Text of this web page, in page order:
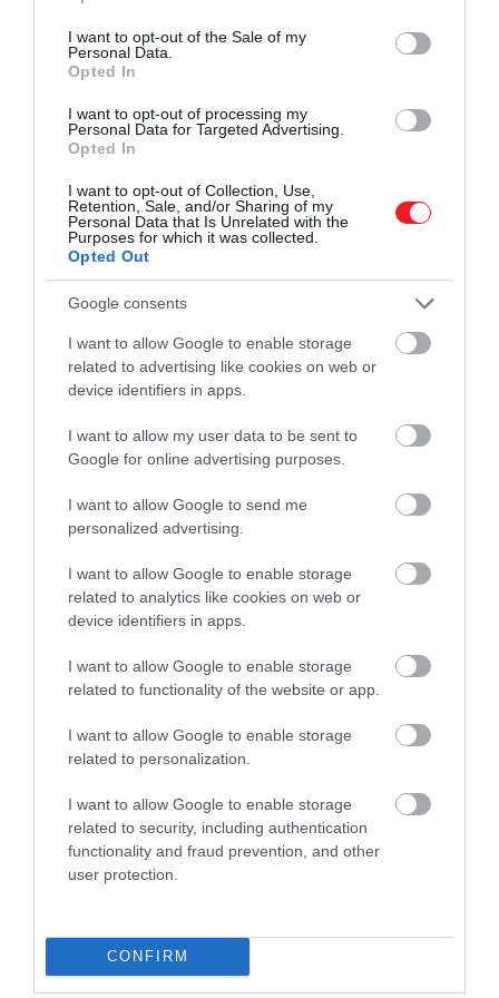
use your data for below specified purposes in below Google
consent section.
I want to opt-out of the Sale of my
Personal Data.
Opted In
I want to opt-out of processing my
Personal Data for Targeted Advertising.
Opted In
I want to opt-out of Collection, Use,
Retention, Sale, and/or Sharing of my
Personal Data that Is Unrelated with the
Purposes for which it was collected.
Opted Out
Google consents
I want to allow Google to enable storage
related to advertising like cookies on web or
device identifiers in apps.
I want to allow my user data to be sent to
Google for online advertising purposes.
I want to allow Google to send me
personalized advertising.
I want to allow Google to enable storage
related to analytics like cookies on web or
device identifiers in apps.
I want to allow Google to enable storage
related to functionality of the website or app.
I want to allow Google to enable storage
related to personalization.
I want to allow Google to enable storage
related to security, including authentication
functionality and fraud prevention, and other
user protection.
CONFIRM
keverjük össze a cukorral egy nagy tálban.
Fedjük le, és hagyjuk állni szobahőmérsékleten
kb. 3 órán át (néha keverjük meg), míg a cukor
teljesen feloldódik.
Adjuk hozzá a citromlevet, keverjük el, majd
szűrjük le.
Az így kapott szirup akár egy hétig is eltartható
hűtőben.
Fogyasztás előtt szénsavas vízzel hígítsuk
tetszés szerint – a radlerhez inkább savanykás
változatot készítsünk!
​A radler elkészítése
Illusztráció
NatalyaBond/Shutterstock
limonádét egy 0,5 literes pohárba.
Lassan keverjük össze.
Fogyasszuk hidegen!
Ha pedig szívesenkipróbálnálmás koktélokat is, a
szereted azédes, de enyhénsavanykás
italokat.
Könnyen elkészíthető, mégis különleges, így ideális
választás lehet bármilyen összejövetelre vagy akár
egy otthoni, nyugodt estére is.
mézszirup nélkül – recept!